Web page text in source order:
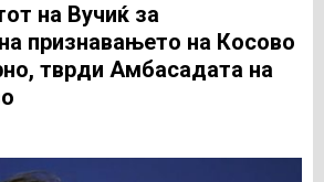
на Вучиќ за
признавањето на Косово
тврди Амбасадата на